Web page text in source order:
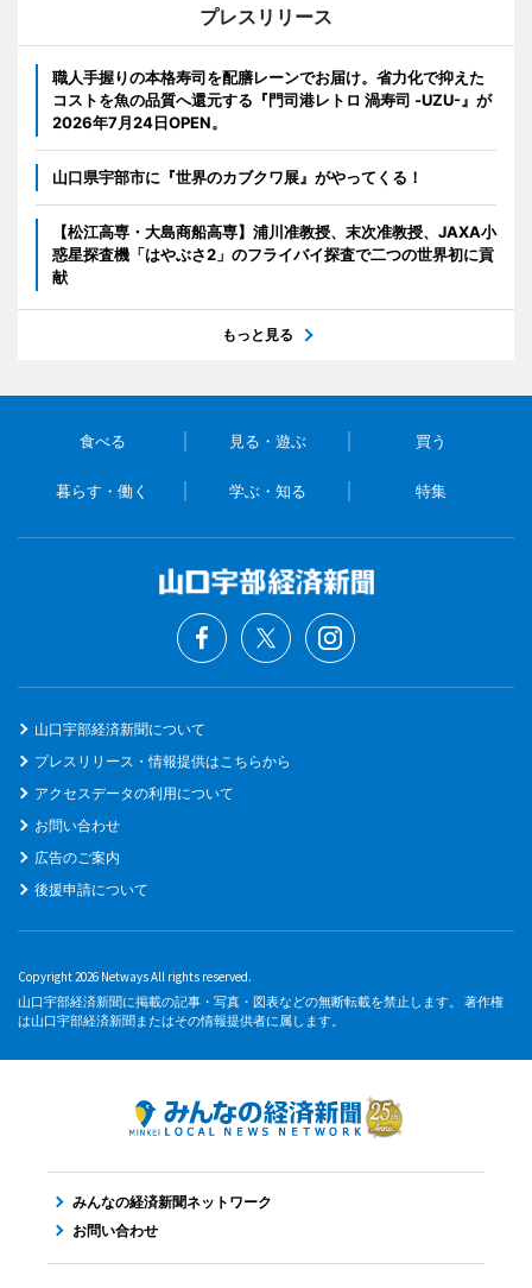
プレスリリース
職人手握りの本格寿司を配膳レーンでお届け。省力化で抑えた
コストを魚の品質へ還元する『門司港レトロ 渦寿司 -UZU-』が
2026年7月24日OPEN。
山口県宇部市に『世界のカブクワ展』がやってくる！
【松江高専・大島商船高専】浦川准教授、末次准教授、JAXA小
惑星探査機「はやぶさ2」のフライバイ探査で二つの世界初に貢
献
もっと見る
食べる 見る・遊ぶ 買う
暮らす・働く 学ぶ・知る 特集
山口宇部経済新聞について
プレスリリース・情報提供はこちらから
アクセスデータの利用について
お問い合わせ
広告のご案内
後援申請について
Copyright 2026 Netways All rights reserved.
山口宇部経済新聞に掲載の記事・写真・図表などの無断転載を禁止します。 著作権
は山口宇部経済新聞またはその情報提供者に属します。
みんなの経済新聞ネットワーク
お問い合わせ